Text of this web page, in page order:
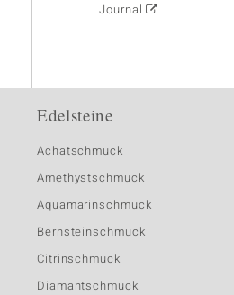
Journal
Edelsteine
Achatschmuck
Amethystschmuck
Aquamarinschmuck
Bernsteinschmuck
Citrinschmuck
Diamantschmuck